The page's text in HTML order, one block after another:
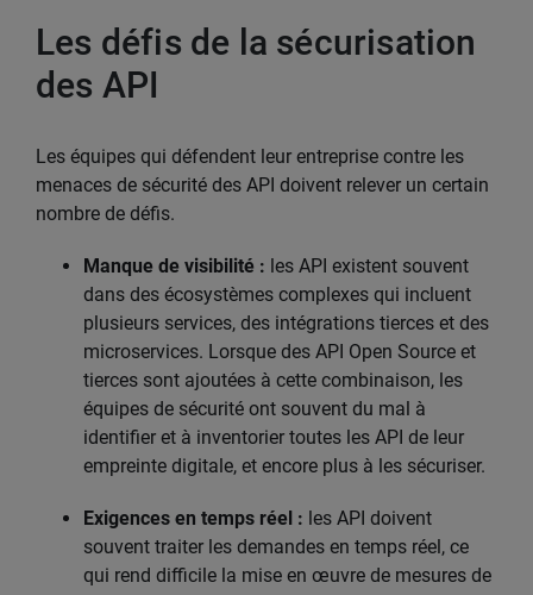
Les défis de la sécurisation
des API
Les équipes qui défendent leur entreprise contre les
menaces de sécurité des API doivent relever un certain
nombre de défis.
Manque de visibilité : les API existent souvent
dans des écosystèmes complexes qui incluent
plusieurs services, des intégrations tierces et des
microservices. Lorsque des API Open Source et
tierces sont ajoutées à cette combinaison, les
équipes de sécurité ont souvent du mal à
identifier et à inventorier toutes les API de leur
empreinte digitale, et encore plus à les sécuriser.
Exigences en temps réel : les API doivent
souvent traiter les demandes en temps réel, ce
qui rend difficile la mise en œuvre de mesures de